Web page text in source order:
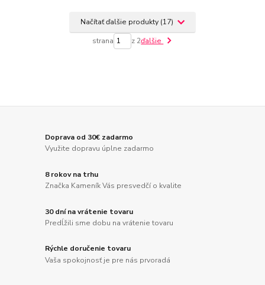
Načítať ďalšie produkty (17)
strana z 2ďalšie
Doprava od 30€ zadarmo
Využite dopravu úplne zadarmo
8 rokov na trhu
Značka Kameník Vás presvedčí o kvalite
30 dní na vrátenie tovaru
Predĺžili sme dobu na vrátenie tovaru
Rýchle doručenie tovaru
Vaša spokojnosť je pre nás prvoradá